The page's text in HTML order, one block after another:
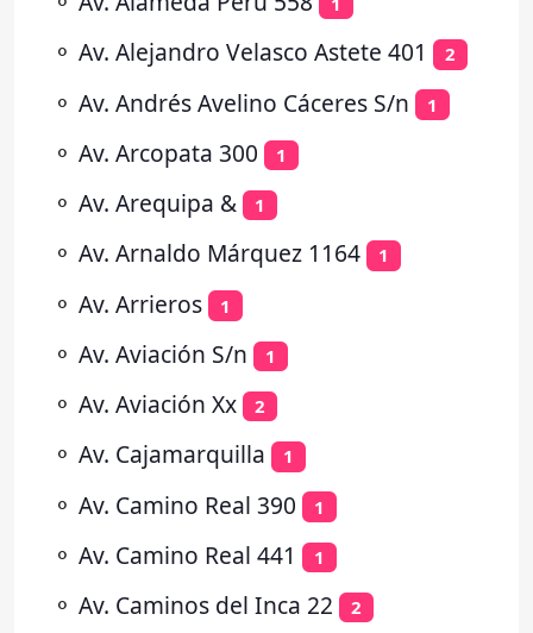
⚬ Av. Alejandro Velasco Astete 401 2
⚬ Av. Andrés Avelino Cáceres S/n 1
⚬ Av. Arcopata 300 1
⚬ Av. Arequipa & 1
⚬ Av. Arnaldo Márquez 1164 1
⚬ Av. Arrieros 1
⚬ Av. Aviación S/n 1
⚬ Av. Aviación Xx 2
⚬ Av. Cajamarquilla 1
⚬ Av. Camino Real 390 1
⚬ Av. Camino Real 441 1
⚬ Av. Caminos del Inca 22 2